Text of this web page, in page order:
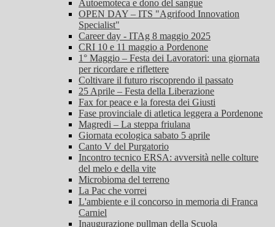
Autoemoteca e dono del sangue
OPEN DAY – ITS "Agrifood Innovation
Specialist"
Career day - ITAg 8 maggio 2025
CRI 10 e 11 maggio a Pordenone
1° Maggio – Festa dei Lavoratori: una giornata
per ricordare e riflettere
Coltivare il futuro riscoprendo il passato
25 Aprile – Festa della Liberazione
Fax for peace e la foresta dei Giusti
Fase provinciale di atletica leggera a Pordenone
Magredi – La steppa friulana
Giornata ecologica sabato 5 aprile
Canto V del Purgatorio
Incontro tecnico ERSA: avversità nelle colture
del melo e della vite
Microbioma del terreno
La Pac che vorrei
L'ambiente e il concorso in memoria di Franca
Carniel
Inaugurazione pullman della Scuola